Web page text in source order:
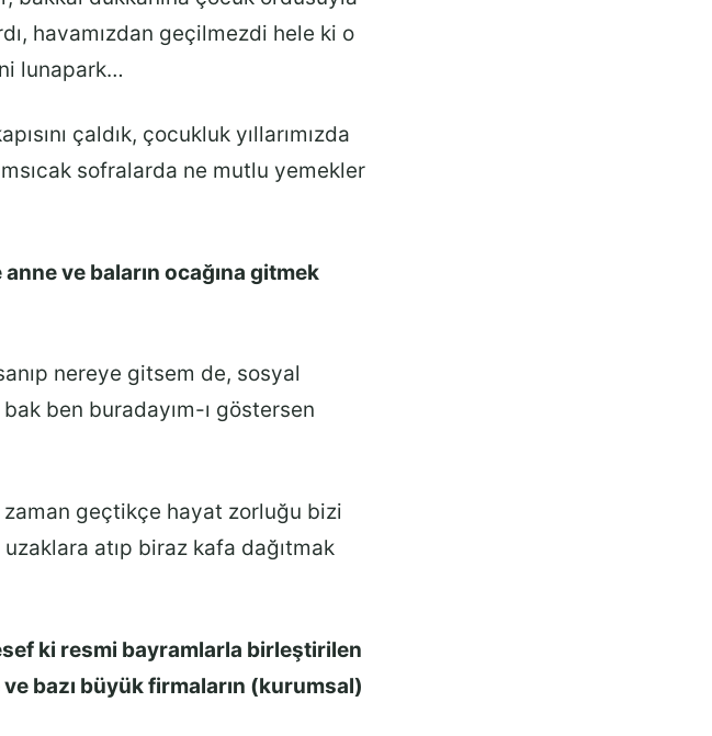
havamızdan geçilmezdi hele ki o
lunapark…
çaldık, çocukluk yıllarımızda
sofralarda ne mutlu yemekler
ve baların ocağına gitmek
nereye gitsem de, sosyal
ben buradayım-ı göstersen
geçtikçe hayat zorluğu bizi
atıp biraz kafa dağıtmak
ki resmi bayramlarla birleştirilen
bazı büyük firmaların (kurumsal)